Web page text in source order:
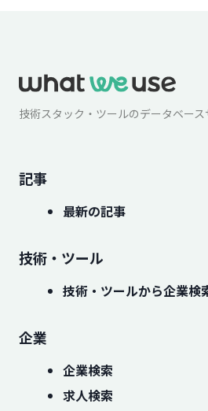
技術スタック・ツールのデータベース
記事
最新の記事
技術・ツール
技術・ツールから企業検
企業
企業検索
求人検索